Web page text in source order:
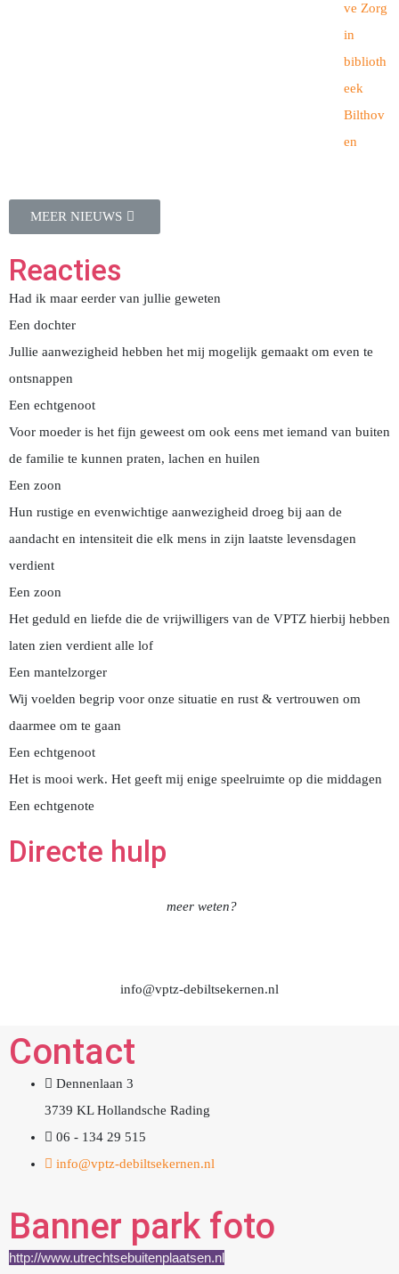
ve Zorg
in
biblioth
eek
Bilthov
en
MEER NIEUWS
Reacties
Had ik maar eerder van jullie geweten
Een dochter
Jullie aanwezigheid hebben het mij mogelijk gemaakt om even te
ontsnappen
Een echtgenoot
Voor moeder is het fijn geweest om ook eens met iemand van buiten
de familie te kunnen praten, lachen en huilen
Een zoon
Hun rustige en evenwichtige aanwezigheid droeg bij aan de
aandacht en intensiteit die elk mens in zijn laatste levensdagen
verdient
Een zoon
Het geduld en liefde die de vrijwilligers van de VPTZ hierbij hebben
laten zien verdient alle lof
Een mantelzorger
Wij voelden begrip voor onze situatie en rust & vertrouwen om
daarmee om te gaan
Een echtgenoot
Het is mooi werk. Het geeft mij enige speelruimte op die middagen
Een echtgenote
Directe hulp
meer weten?
info@vptz-debiltsekernen.nl
Contact
Dennenlaan 3
3739 KL Hollandsche Rading
06 - 134 29 515
info@vptz-debiltsekernen.nl
Banner park foto
http://www.utrechtsebuitenplaatsen.nl